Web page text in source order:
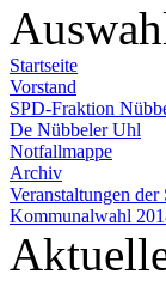
Startseite
Vorstand
SPD-Fraktion
De Nübbeler Uhl
Notfallmappe
Archiv
Veranstaltungen
Kommunalwahl